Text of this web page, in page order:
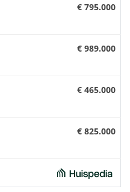
€ 795.000
€ 989.000
€ 465.000
€ 825.000